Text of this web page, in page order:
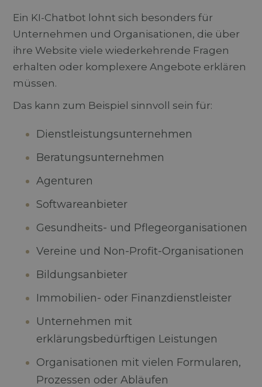
Ein KI-Chatbot lohnt sich besonders für
Unternehmen und Organisationen, die über
ihre Website viele wiederkehrende Fragen
erhalten oder komplexere Angebote erklären
müssen.
Das kann zum Beispiel sinnvoll sein für:
Dienstleistungsunternehmen
Beratungsunternehmen
Agenturen
Softwareanbieter
Gesundheits- und Pflegeorganisationen
Vereine und Non-Profit-Organisationen
Bildungsanbieter
Immobilien- oder Finanzdienstleister
Unternehmen mit
erklärungsbedürftigen Leistungen
Organisationen mit vielen Formularen,
Prozessen oder Abläufen